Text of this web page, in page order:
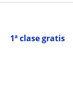
1ª clase gratis